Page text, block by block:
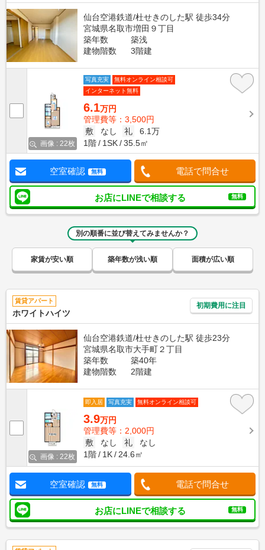
仙台空港鉄道/杜せきのした駅 徒歩34分
宮城県名取市増田９丁目
築年数
築浅
建物階数
3階建
画像 : 22枚
写真充実
無料オンライン相談可
インターネット無料
6.1万円
管理費等：3,500円
敷
なし 礼
6.1万
1階
1SK 35.5㎡
空室確認 無料 電話で問合せ
お店にLINEで相談する 無料
別の順番に並び替えてみませんか？
家賃が安い順 築年数が浅い順 面積が広い順
賃貸アパート
ホワイトハイツ
初期費用に注目
仙台空港鉄道/杜せきのした駅 徒歩23分
宮城県名取市大手町２丁目
築年数
築40年
建物階数
2階建
画像 : 22枚
即入居 写真充実 無料オンライン相談可
3.9万円
管理費等：2,000円
敷
なし 礼
なし
1階
1K 24.6㎡
空室確認 無料 電話で問合せ
お店にLINEで相談する 無料